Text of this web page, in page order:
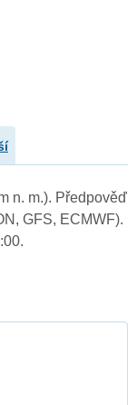
n. m.). Předpověď
GFS, ECMWF).